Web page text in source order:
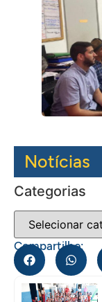
Notícias
Categorias
Compartilhe: